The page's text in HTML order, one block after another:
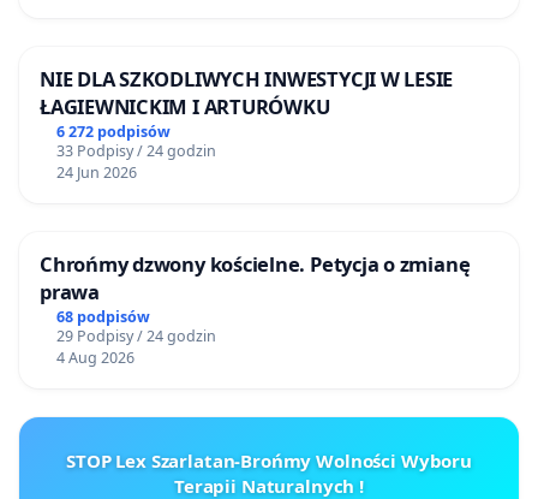
NIE DLA SZKODLIWYCH INWESTYCJI W LESIE
ŁAGIEWNICKIM I ARTURÓWKU
6 272 podpisów
33 Podpisy / 24 godzin
24 Jun 2026
Chrońmy dzwony kościelne. Petycja o zmianę
prawa
68 podpisów
29 Podpisy / 24 godzin
4 Aug 2026
STOP Lex Szarlatan-Brońmy Wolności Wyboru
Terapii Naturalnych !